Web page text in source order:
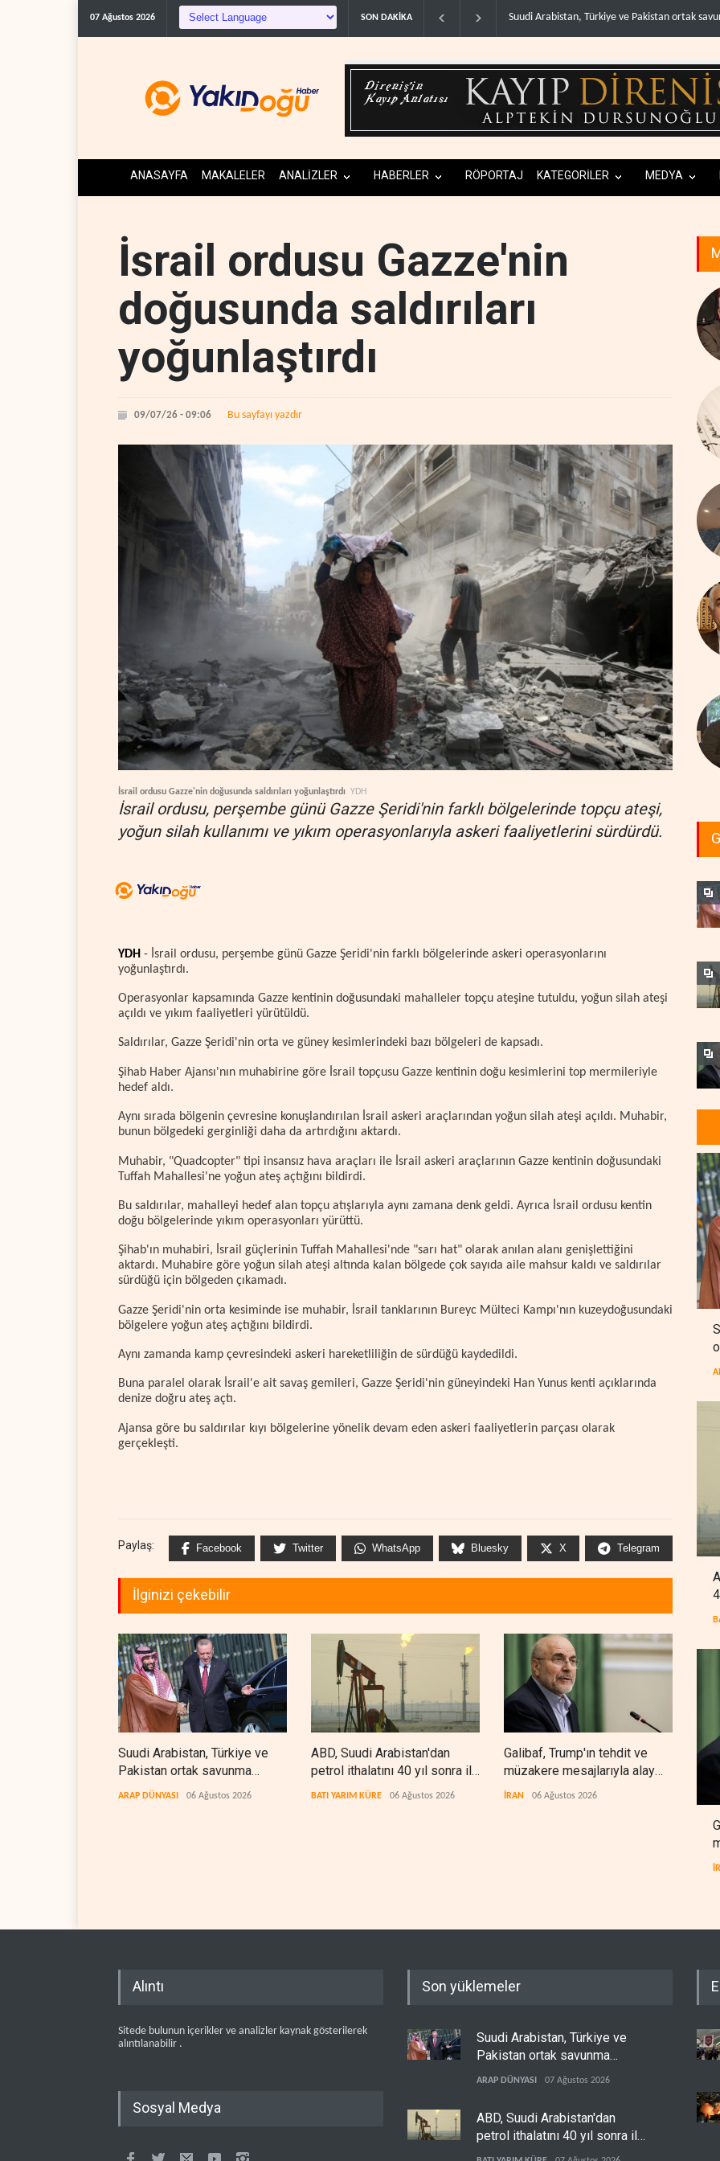
07 Ağustos 2026 SON DAKİKA
Suudi Arabistan, Türkiye ve Pakistan ortak savunma anlaşma.. ABD, Suudi Arabistan'dan petrol ithalatını 40
ANASAYFA MAKALELER ANALİZLER HABERLER RÖPORTAJ KATEGORİLER MEDYA
İsrail ordusu Gazze'nin
doğusunda saldırıları
yoğunlaştırdı
09/07/26 - 09:06 Bu sayfayı yazdır
İsrail ordusu Gazze'nin doğusunda saldırıları yoğunlaştırdı YDH
İsrail ordusu, perşembe günü Gazze Şeridi'nin farklı bölgelerinde topçu ateşi,
yoğun silah kullanımı ve yıkım operasyonlarıyla askeri faaliyetlerini sürdürdü.
YDH - İsrail ordusu, perşembe günü Gazze Şeridi'nin farklı bölgelerinde askeri operasyonlarını
yoğunlaştırdı.
Operasyonlar kapsamında Gazze kentinin doğusundaki mahalleler topçu ateşine tutuldu, yoğun silah ateşi
açıldı ve yıkım faaliyetleri yürütüldü.
Saldırılar, Gazze Şeridi'nin orta ve güney kesimlerindeki bazı bölgeleri de kapsadı.
Şihab Haber Ajansı'nın muhabirine göre İsrail topçusu Gazze kentinin doğu kesimlerini top mermileriyle
hedef aldı.
Aynı sırada bölgenin çevresine konuşlandırılan İsrail askeri araçlarından yoğun silah ateşi açıldı. Muhabir,
bunun bölgedeki gerginliği daha da artırdığını aktardı.
Muhabir, "Quadcopter" tipi insansız hava araçları ile İsrail askeri araçlarının Gazze kentinin doğusundaki
Tuffah Mahallesi'ne yoğun ateş açtığını bildirdi.
Bu saldırılar, mahalleyi hedef alan topçu atışlarıyla aynı zamana denk geldi. Ayrıca İsrail ordusu kentin
doğu bölgelerinde yıkım operasyonları yürüttü.
Şihab'ın muhabiri, İsrail güçlerinin Tuffah Mahallesi'nde "sarı hat" olarak anılan alanı genişlettiğini
aktardı. Muhabire göre yoğun silah ateşi altında kalan bölgede çok sayıda aile mahsur kaldı ve saldırılar
sürdüğü için bölgeden çıkamadı.
Gazze Şeridi'nin orta kesiminde ise muhabir, İsrail tanklarının Bureyc Mülteci Kampı'nın kuzeydoğusundaki
bölgelere yoğun ateş açtığını bildirdi.
Aynı zamanda kamp çevresindeki askeri hareketliliğin de sürdüğü kaydedildi.
Buna paralel olarak İsrail'e ait savaş gemileri, Gazze Şeridi'nin güneyindeki Han Yunus kenti açıklarında
denize doğru ateş açtı.
Ajansa göre bu saldırılar kıyı bölgelerine yönelik devam eden askeri faaliyetlerin parçası olarak
gerçekleşti.
Paylaş: Facebook Twitter WhatsApp Bluesky X Telegram
İlginizi çekebilir
Suudi Arabistan, Türkiye ve
Pakistan ortak savunma
anlaşması imzaladı
ARAP DÜNYASI 06 Ağustos 2026
ABD, Suudi Arabistan'dan
petrol ithalatını 40 yıl sonra ilk
kez durdurdu
BATI YARIM KÜRE 06 Ağustos 2026
Galibaf, Trump'ın tehdit ve
müzakere mesajlarıyla alay
etti
İRAN 06 Ağustos 2026 BATI
Alıntı
Sitede bulunun içerikler ve analizler kaynak gösterilerek
alıntılanabilir .
Sosyal Medya
Son yüklemeler
Suudi Arabistan, Türkiye ve
Pakistan ortak savunma
anlaşması imzaladı
ARAP DÜNYASI 07 Ağustos 2026
ABD, Suudi Arabistan'dan
petrol ithalatını 40 yıl sonra ilk
kez durdurdu